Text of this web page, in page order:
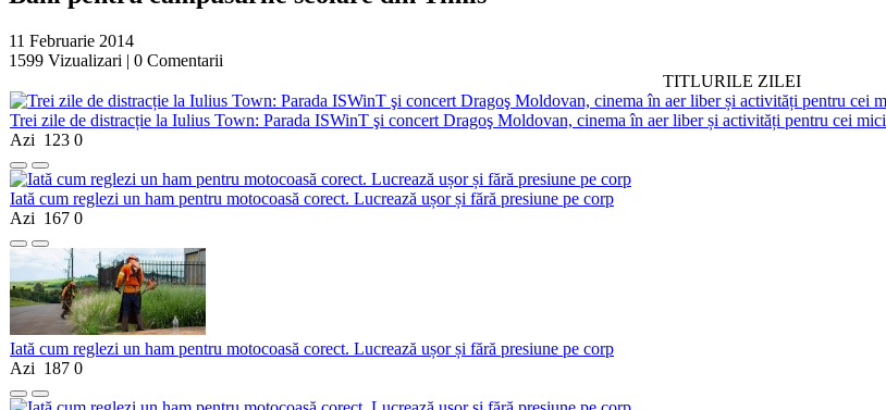
11 Februarie 2014
1599 Vizualizari | 0 Comentarii
TITLURILE ZILEI
Trei zile de distracție la Iulius Town: Parada ISWinT şi concert Dragoş Moldovan, cinema în aer liber și activități pentru cei mici
Azi 123 0
Iată cum reglezi un ham pentru motocoasă corect. Lucrează ușor și fără presiune pe corp
Azi 167 0
Iată cum reglezi un ham pentru motocoasă corect. Lucrează ușor și fără presiune pe corp
Azi 187 0